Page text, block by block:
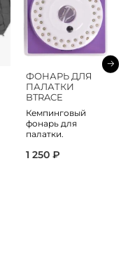
ФОНАРЬ ДЛЯ
ПАЛАТКИ
BTRACE
Кемпинговый
фонарь для
палатки.
1 250 ₽